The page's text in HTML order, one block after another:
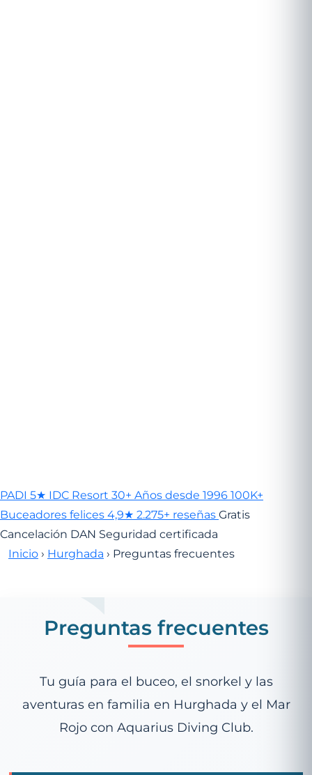
PADI 5★ IDC Resort 30+ Años desde 1996 100K+
Buceadores felices 4,9★ 2.275+ reseñas Gratis
Cancelación DAN Seguridad certificada
Inicio › Hurghada › Preguntas frecuentes
Preguntas frecuentes
Tu guía para el buceo, el snorkel y las
aventuras en familia en Hurghada y el Mar
Rojo con Aquarius Diving Club.